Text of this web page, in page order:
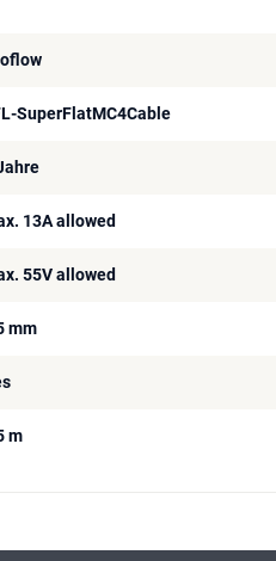
SuperFlatMC4Cable
13A allowed
55V allowed
mm
m